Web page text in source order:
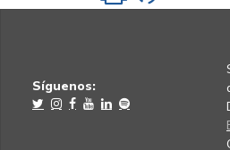
Síguenos: